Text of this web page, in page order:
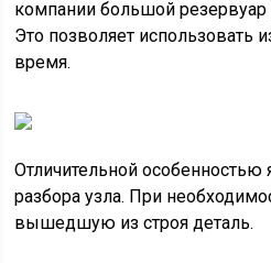
компании большой резервуар
Это позволяет использовать
время.
Отличительной особенностью
разбора узла. При
вышедшую из строя деталь.